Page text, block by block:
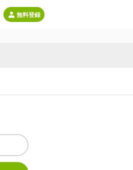
無料登録